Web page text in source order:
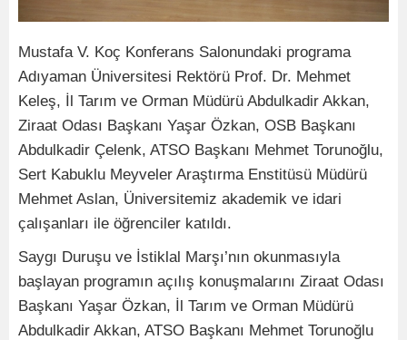
Mustafa V. Koç Konferans Salonundaki programa
Adıyaman Üniversitesi Rektörü Prof. Dr. Mehmet
Keleş, İl Tarım ve Orman Müdürü Abdulkadir Akkan,
Ziraat Odası Başkanı Yaşar Özkan, OSB Başkanı
Abdulkadir Çelenk, ATSO Başkanı Mehmet Torunoğlu,
Sert Kabuklu Meyveler Araştırma Enstitüsü Müdürü
Mehmet Aslan, Üniversitemiz akademik ve idari
çalışanları ile öğrenciler katıldı.
Saygı Duruşu ve İstiklal Marşı’nın okunmasıyla
başlayan programın açılış konuşmalarını Ziraat Odası
Başkanı Yaşar Özkan, İl Tarım ve Orman Müdürü
Abdulkadir Akkan, ATSO Başkanı Mehmet Torunoğlu